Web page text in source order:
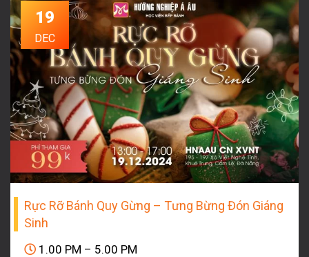
19
DEC
Rực Rỡ Bánh Quy Gừng – Tưng Bừng Đón Giáng
Sinh
1.00 PM – 5.00 PM